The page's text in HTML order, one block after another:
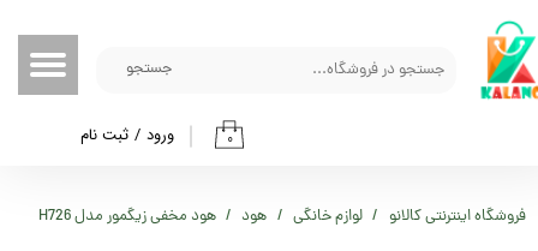
جستجو
۰ ورود / ثبت نام
حساب کاربری من
تغییر گذر واژه
خروج از حساب کاربری
فروشگاه اینترنتی کالانو لوازم خانگی هود هود مخفی زیگمور مدل H726